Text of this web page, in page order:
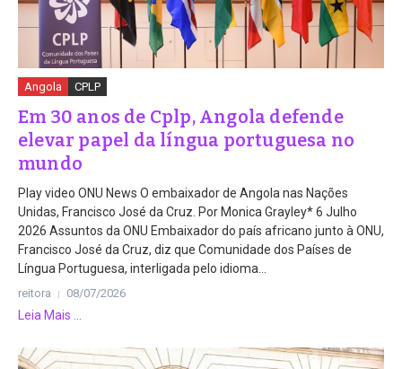
Angola CPLP
Em 30 anos de Cplp, Angola defende
elevar papel da língua portuguesa no
mundo
Play video ONU News O embaixador de Angola nas Nações
Unidas, Francisco José da Cruz. Por Monica Grayley* 6 Julho
2026 Assuntos da ONU Embaixador do país africano junto à ONU,
Francisco José da Cruz, diz que Comunidade dos Países de
Língua Portuguesa, interligada pelo idioma...
reitora 08/07/2026
Leia Mais ...